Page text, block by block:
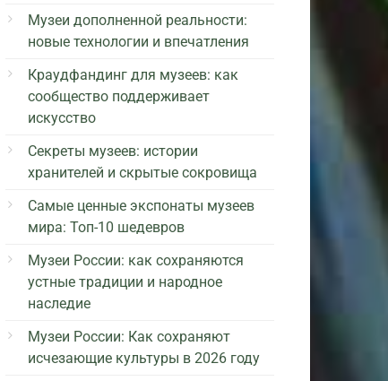
Музеи дополненной реальности:
новые технологии и впечатления
Краудфандинг для музеев: как
сообщество поддерживает
искусство
Секреты музеев: истории
хранителей и скрытые сокровища
Самые ценные экспонаты музеев
мира: Топ-10 шедевров
Музеи России: как сохраняются
устные традиции и народное
наследие
Музеи России: Как сохраняют
исчезающие культуры в 2026 году